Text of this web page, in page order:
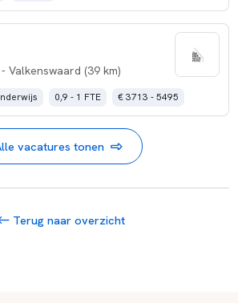
- Valkenswaard (39 km)
0,9 - 1 FTE € 3713 - 5495
vacatures tonen
Terug naar overzicht